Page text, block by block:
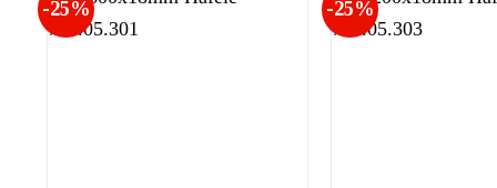
-25% -25%